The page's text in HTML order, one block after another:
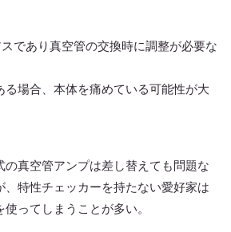
であり真空管の交換時に調整が必要な
る場合、本体を痛めている可能性が大
の真空管アンプは差し替えても問題な
、特性チェッカーを持たない愛好家は
ってしまうことが多い。